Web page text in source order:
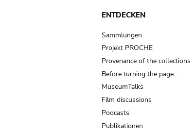
ENTDECKEN
Sammlungen
Projekt PROCHE
Provenance of the collections
Before turning the page…
MuseumTalks
Film discussions
Podcasts
Publikationen